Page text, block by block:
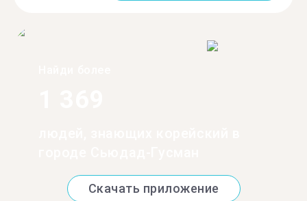
Скачать приложение